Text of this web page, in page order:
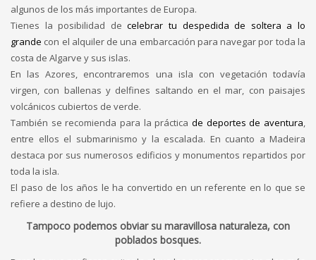
algunos de los más importantes de Europa.
Tienes la posibilidad decelebrar tu despedida de soltera a lo
grande con el alquiler de una embarcación para navegar por toda la
costa de Algarve y sus islas.
En las Azores, encontraremos una isla con vegetación todavía
virgen, con ballenas y delfines saltando en el mar, con paisajes
volcánicos cubiertos de verde.
También se recomienda para la práctica de deportes de aventura,
entre ellos el submarinismo y la escalada. En cuanto a Madeira
destaca por sus numerosos edificios y monumentos repartidos por
toda la isla.
El paso de los años le ha convertido en un referente en lo que se
refiere a destino de lujo.
Tampoco podemos obviar su maravillosa naturaleza, con
poblados bosques.